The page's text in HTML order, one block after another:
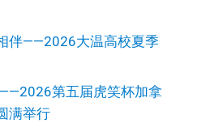
伴——2026大温高校夏季
第五届虎笑杯加拿
满举行